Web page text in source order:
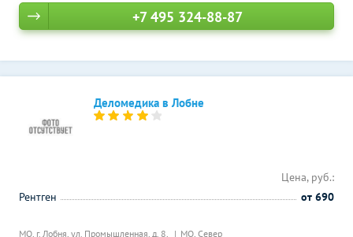
+7 495 324-88-87
Деломедика в Лобне
МО, г. Лобня, ул. Промышленная, д. 8, МО, Север
Цена, руб.:
Рентген
от 690